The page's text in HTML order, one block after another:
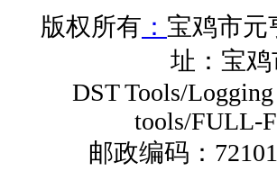
版权所有 ： 宝鸡市
址：宝
DST Tools/
tools/FULL-
邮政编码：